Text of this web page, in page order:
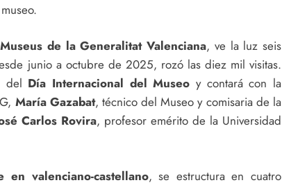
de la Generalitat Valenciana, ve la luz seis
junio a octubre de 2025, rozó las diez mil visitas.
del Día Internacional del Museo y contará con la
María Gazabat, técnico del Museo y comisaria de la
Carlos Rovira, profesor emérito de la Universidad
en valenciano-castellano, se estructura en cuatro